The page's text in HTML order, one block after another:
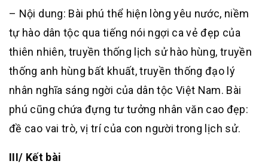
– Nội dung: Bài phú thể hiện lòng yêu nước, niềm
tự hào dân tộc qua tiếng nói ngợi ca vẻ đẹp của
thiên nhiên, truyền thống lịch sử hào hùng, truyền
thống anh hùng bất khuất, truyền thống đạo lý
nhân nghĩa sáng ngời của dân tộc Việt Nam. Bài
phú cũng chứa đựng tư tưởng nhân văn cao đẹp:
đề cao vai trò, vị trí của con người trong lịch sử.
III/ Kết bài